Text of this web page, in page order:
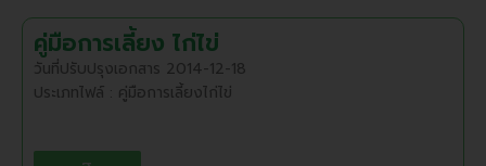
คู่มือการเลี้ยง ไก่ไข่
วันที่ปรับปรุงเอกสาร 2014-12-18
ประเภทไฟล์ : คู่มือการเลี้ยงไก่ไข่